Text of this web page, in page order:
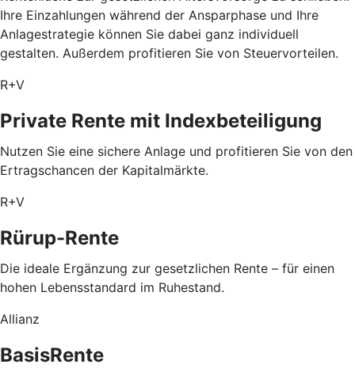
Ihre Einzahlungen während der Ansparphase und Ihre
Anlagestrategie können Sie dabei ganz individuell
gestalten. Außerdem profitieren Sie von Steuervorteilen.
R+V
Private Rente mit Index­beteiligung
Nutzen Sie eine sichere Anlage und profitieren Sie von den
Ertragschancen der Kapitalmärkte.
R+V
Rürup-Rente
Die ideale Ergänzung zur gesetzlichen Rente – für einen
hohen Lebensstandard im Ruhestand.
Allianz
BasisRente